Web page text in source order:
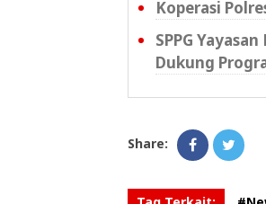
Koperasi
SPPG
Dukung
Share: